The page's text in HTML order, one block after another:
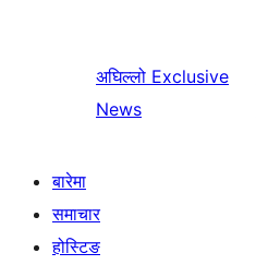
अघिल्लो Exclusive
News
बारेमा
समाचार
होस्टिङ